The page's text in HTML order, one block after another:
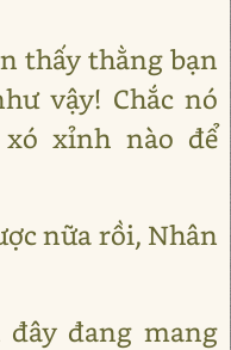
thấy thằng bạn
vậy! Chắc nó
xỉnh nào để
nữa rồi, Nhân
đang mang